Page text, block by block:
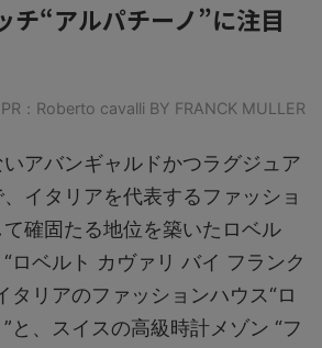
チ“アルパチーノ”に注目
PR：Roberto cavalli BY FRANCK MULLER
アバンギャルドかつラグジュア
イタリアを代表するファッショ
確固たる地位を築いたロベル
ロベルト カヴァリ バイ フランク
タリアのファッションハウス“ロ
と、スイスの高級時計メゾン “フ